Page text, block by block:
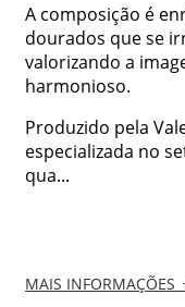
A composição é
dourados que se
valorizando a
harmonioso.
Produzido pela
especializada no
qua...
MAIS INFORMAÇÕES